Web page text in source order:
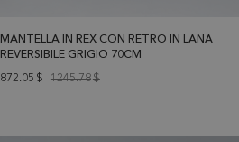
MANTELLA IN REX CON RETRO IN LANA
REVERSIBILE GRIGIO 70CM
872.05 $ 1245.78$